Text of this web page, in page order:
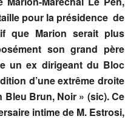
pour la présidence de
que Marion serait plus
son grand père
un ex dirigeant du Bloc
d’une extrême droite
Brun, Noir » (sic). Ce
intime de M. Estrosi,